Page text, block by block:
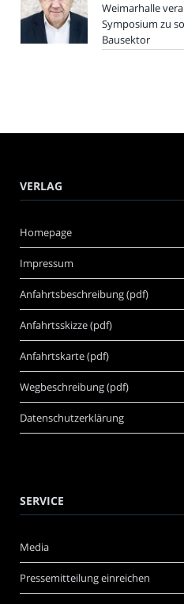
Weimarhalle
Symposium zu
Bausektor
VERLAG
Homepage
Impressum
Anfahrtsbeschreibung (pdf)
Anfahrtsskizze (pdf)
Anfahrtskarte (pdf)
Wegbeschreibung (pdf)
Datenschutzerklärung
SERVICE
Media
Pressemitteilung einreichen